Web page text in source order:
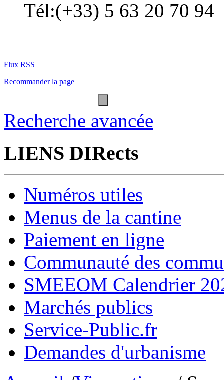
Tél:(+33) 5 63 20 70 94
Flux RSS
Recommander la page
Recherche avancée
LIENS DIRects
Numéros utiles
Menus de la cantine
Paiement en ligne
Communauté des
SMEEOM Calendrier
Marchés publics
Service-Public.fr
Demandes d'urbanisme